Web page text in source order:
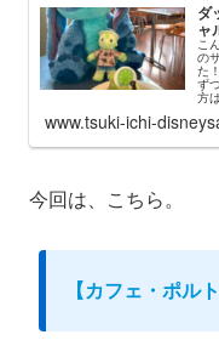
ダ
ャ
こ
の
た
ず
方
www.tsuki-ichi-
今回は、こちら。
【カフェ・ポル